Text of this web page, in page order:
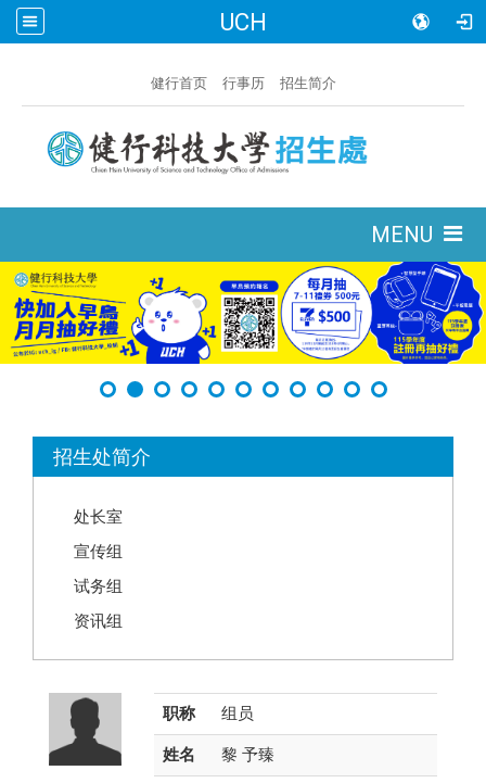
UCH
健行首页 行事历 招生简介
MENU
招生处简介
处长室
宣传组
试务组
资讯组
职称 组员
姓名 黎 予臻